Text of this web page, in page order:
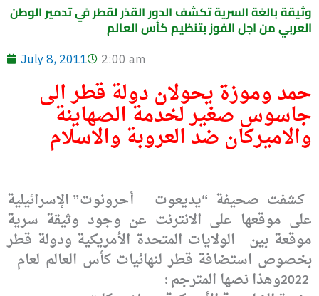
وثيقة بالغة السرية تكشف الدور القذر لقطر في تدمير الوطن
العربي من اجل الفوز بتنظيم كأس العالم
July 8, 2011 2:00 am
حمد وموزة يحولان دولة قطر الى
جاسوس صغير لخدمة الصهاينة
والاميركان ضد العروبة والاسلام
كشفت صحيفة “يديعوت أحرونوت” الإسرائيلية
على موقعها على الانترنت عن وجود وثيقة سرية
موقعة بين الولايات المتحدة الأمريكية ودولة قطر
بخصوص استضافة قطر لنهائيات كأس العالم لعام
2022وهذا نصها المترجم :